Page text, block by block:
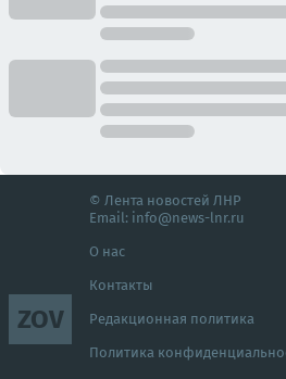
ZOV
© Лента новостей ЛНР
Email: info@news-lnr.ru
О нас
Контакты
Редакционная политика
Политика